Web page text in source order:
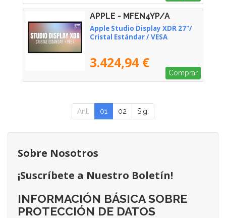
APPLE - MFEN4YP/A
Apple Studio Display XDR 27"/
Cristal Estándar / VESA
3.424,94 €
Comprar
Ant. 01 02 Sig.
Sobre Nosotros
¡Suscríbete a Nuestro Boletín!
INFORMACIÓN BÁSICA SOBRE
PROTECCIÓN DE DATOS